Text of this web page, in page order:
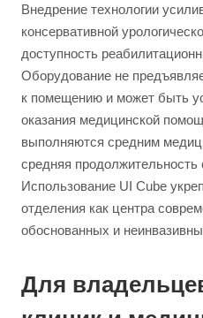
Внедрение технологии
консервативной
доступность
Оборудование не
к помещению и может быть
оказания медицинской
выполняются средним
средняя
Использование UI Cube
отделения как центра
обоснованных и
Для